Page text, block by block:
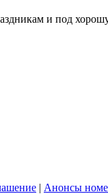
и под
| Анонсы